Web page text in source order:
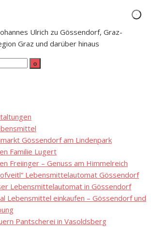
Ulrich zu Gössendorf, Graz-
Graz und darüber hinaus
Search
Gössendorf am Lindenpark
Familie Lugert
Freiinger – Genuss am Himmelreich
Lebensmittelautomat Gössendorf
Lebensmittelautomat in Gössendorf
Lebensmittel einkaufen – Gössendorf und
Pantscherei in Vasoldsberg